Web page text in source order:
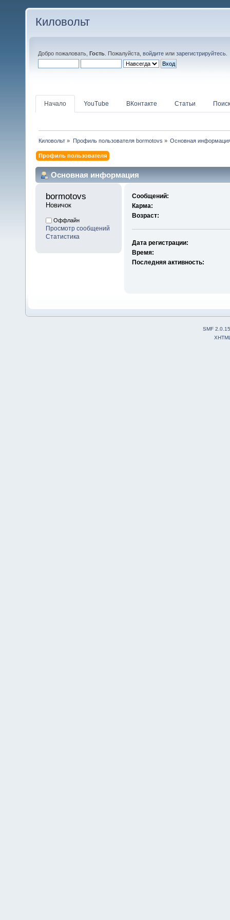
Киловольт
Добро пожаловать, Гость . Пожалуйста, войдите или зарегистрируйтесь
Начало YouTube ВКонтакте Статьи Поиск
Киловольт » Профиль пользователя bormotovs » Основная
Профиль пользователя
Основная информация
bormotovs
Новичок
Оффлайн
Просмотр сообщений
Статистика
Сообщений:
Карма:
Возраст:
Дата регистрации:
Время:
Последняя активность:
SMF 2.0.15